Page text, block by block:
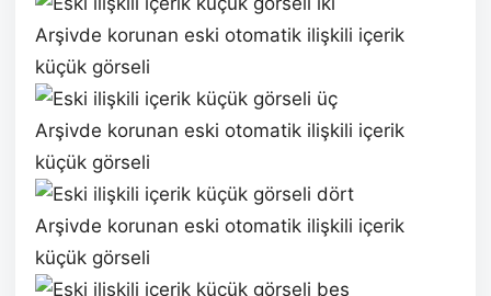
Arşivde korunan eski otomatik ilişkili içerik
küçük görseli
Arşivde korunan eski otomatik ilişkili içerik
küçük görseli
Arşivde korunan eski otomatik ilişkili içerik
küçük görseli